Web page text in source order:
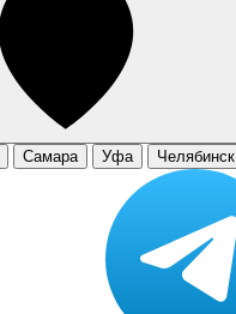
Самара Уфа Челябинск